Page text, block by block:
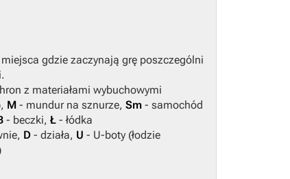
gdzie zaczynają grę poszczególni
z materiałami wybuchowymi
M - mundur na sznurze, Sm - samochód
- beczki, Ł - łódka
D - działa, U - U-boty (łodzie